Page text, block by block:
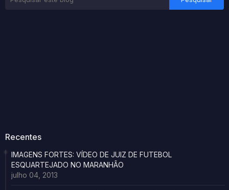
Recentes
IMAGENS FORTES: VÍDEO DE JUIZ DE FUTEBOL
ESQUARTEJADO NO MARANHÃO
julho 04, 2013